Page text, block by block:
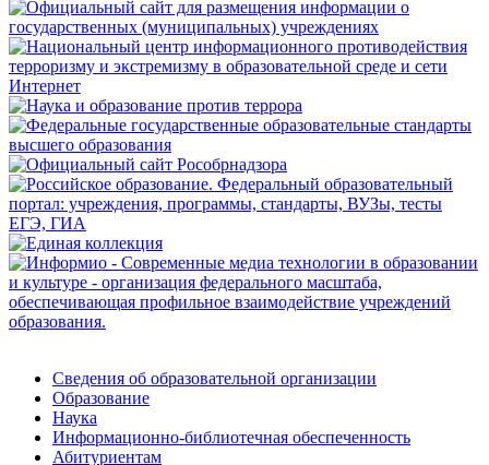
Сведения об образовательной организации
Образование
Наука
Информационно-библиотечная обеспеченность
Абитуриентам